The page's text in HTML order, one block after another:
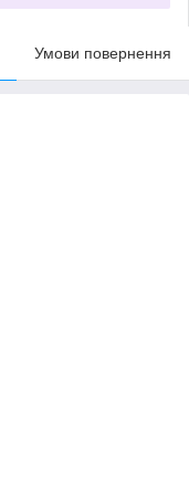
Умови повернення